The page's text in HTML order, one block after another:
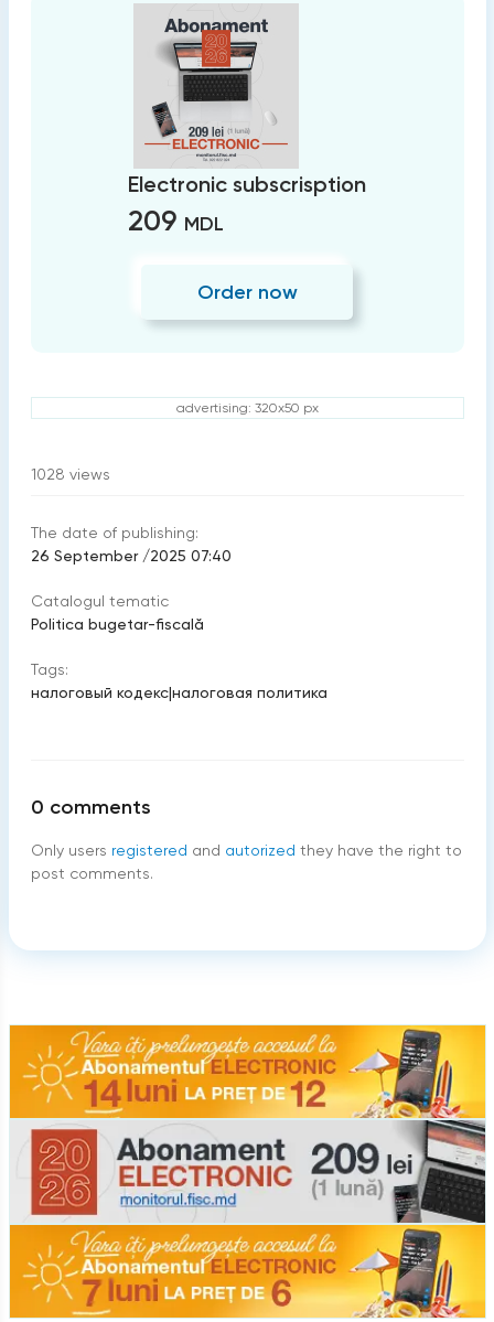
Electronic subscrisption
209 MDL
Order now
advertising: 320x50 px
1028 views
The date of publishing:
26 September /2025 07:40
Catalogul tematic
Politica bugetar-fiscală
Tags:
налоговый кодекс|налоговая политика
0 comments
Only users registered and autorized they have the right to
post comments.